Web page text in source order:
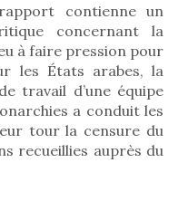
contienne un
concernant la
à faire pression pour
les États arabes, la
travail d’une équipe
a conduit les
tour la censure du
recueillies auprès du